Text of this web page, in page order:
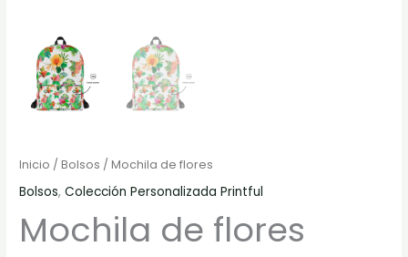
Inicio /Bolsos / Mochila de flores
Bolsos,Colección Personalizada Printful
Mochila de flores